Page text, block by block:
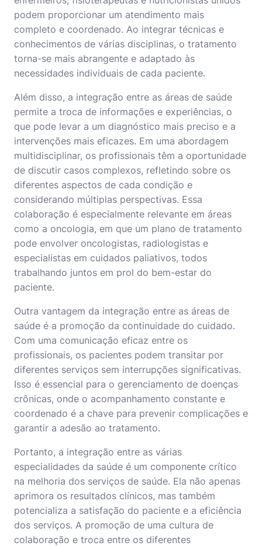
podem proporcionar um atendimento mais
completo e coordenado. Ao integrar técnicas e
conhecimentos de várias disciplinas, o tratamento
torna-se mais abrangente e adaptado às
necessidades individuais de cada paciente.
Além disso, a integração entre as áreas de saúde
permite a troca de informações e experiências, o
que pode levar a um diagnóstico mais preciso e a
intervenções mais eficazes. Em uma abordagem
multidisciplinar, os profissionais têm a oportunidade
de discutir casos complexos, refletindo sobre os
diferentes aspectos de cada condição e
considerando múltiplas perspectivas. Essa
colaboração é especialmente relevante em áreas
como a oncologia, em que um plano de tratamento
pode envolver oncologistas, radiologistas e
especialistas em cuidados paliativos, todos
trabalhando juntos em prol do bem-estar do
paciente.
Outra vantagem da integração entre as áreas de
saúde é a promoção da continuidade do cuidado.
Com uma comunicação eficaz entre os
profissionais, os pacientes podem transitar por
diferentes serviços sem interrupções significativas.
Isso é essencial para o gerenciamento de doenças
crônicas, onde o acompanhamento constante e
coordenado é a chave para prevenir complicações e
garantir a adesão ao tratamento.
Portanto, a integração entre as várias
especialidades da saúde é um componente crítico
na melhoria dos serviços de saúde. Ela não apenas
aprimora os resultados clínicos, mas também
potencializa a satisfação do paciente e a eficiência
dos serviços. A promoção de uma cultura de
colaboração e troca entre os diferentes